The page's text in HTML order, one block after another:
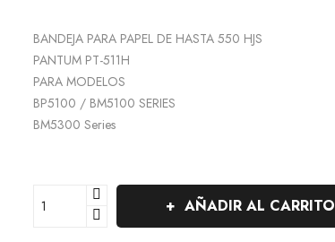
BANDEJA PARA PAPEL DE HASTA 550 HJS
PANTUM PT-511H
PARA MODELOS
BP5100 / BM5100 SERIES
BM5300 Series
AÑADIR AL CARRITO